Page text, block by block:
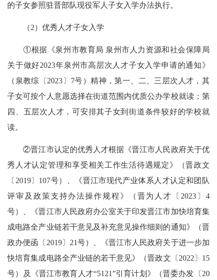
的子女参照驻晋部队现役军人子女入学办法执行。
（2）优秀人才子女入学
①根据《泉州市教育局 泉州市人力资源和社会保障局
关于做好2023年泉州市高层次人才子女入学申请的通知》
（泉教综〔2023〕7号）精神，第一、二、三层次人才，其
子女可按个人意愿选择在街道范围内优质公办学校就读；第
四、五层次人才，可安排其子女到街道条件较好的学校就
读。
②晋江市认定的优秀人才根据《晋江市人民政府关于优
秀人才认定管理和享受相关工作生活待遇规定》（晋政文
〔2019〕107号）、《晋江市现代产业体系人才认定和团队
评审及政策支持办法操作规程》（晋为人才〔2023〕4
号）、《晋江市人民政府办公室关于印发晋江市加快培育集
成电路全产业链若干意见及补充意见操作细则的通知》（晋
政办便函〔2019〕21号）、《晋江市人民政府关于进一步加
快培育集成电路全产业链的若干意见》（晋政文〔2022〕15
号）及《晋江市教育人才“5121”引育计划》（晋委办发〔20